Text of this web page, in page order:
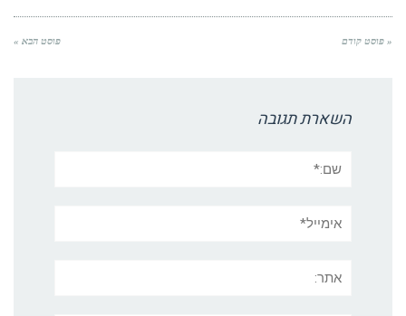
« פוסט קודם פוסט הבא »
השארת תגובה